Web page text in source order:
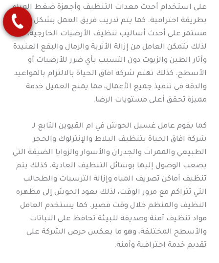
على استخدام أحدث معدات التنظيف وأجهزة ضغط المياه
بطريقة احترافية. كما يتم تدريب فريق العمل بشكل
مستمر على أحدث أساليب تنظيف الأرضيات الخارجية،
لذلك يتمكن العامل من إزالة الأتربة والرمال والبقع العنيدة
وآثار الطين والزيوت دون التسبب بأي ضرر للأرضيات أو
الأسطح. كذلك تهتم شركة افاق الحياة بالالتزام بالمواعيد
والدقة في تنفيذ جميع الأعمال، مما يمنح العميل خدمة
مميزة تحقق أعلى مستويات الرضا.
كما يقوم عامل غسيل الحوش في ام القيوين التابع لـ
شركة افاق الحياة بتنظيف البلاط والإنترلوك والحجر
الطبيعي والممرات والجدران والأسوار والزوايا الضيقة التي
يصعب الوصول إليها بوسائل التنظيف العادية. كذلك يتم
تنظيف أماكن تصريف المياه وإزالة الترسبات والطحالب
التي تتراكم مع مرور الوقت، لذلك يعود الحوش إلى مظهره
النظيف والمنظم خلال وقت قصير. كما يستخدم العامل
مواد تنظيف آمنة وصديقة للبيئة تحافظ على النباتات
والأسطح المختلفة، وهو ما يعكس حرص الشركة على
تقديم خدمة احترافية وآمنة.